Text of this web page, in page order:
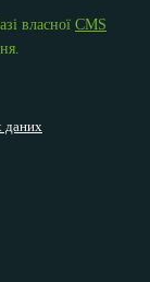
власної CMS
даних